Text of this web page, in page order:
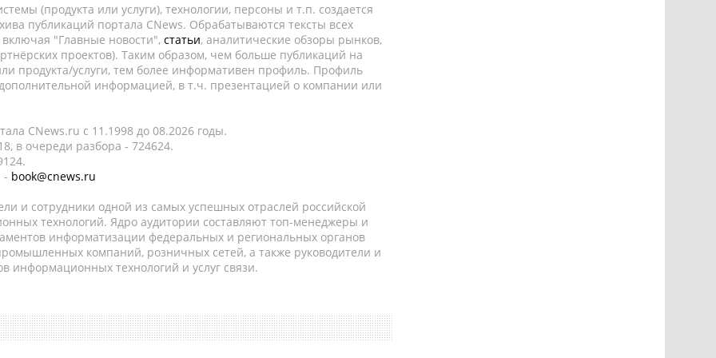
(продукта или услуги), технологии, персоны и т.п. создается
публикаций портала CNews. Обрабатываются тексты всех
включая "Главные новости", статьи, аналитические обзоры рынков,
проектов). Таким образом, чем больше публикаций на
продукта/услуги, тем более информативен профиль. Профиль
информацией, в т.ч. презентацией о компании или
CNews.ru c 11.1998 до 08.2026 годы.
в очереди разбора - 724624.
- book@cnews.ru
и сотрудники одной из самых успешных отраслей российской
технологий. Ядро аудитории составляют топ-менеджеры и
информатизации федеральных и региональных органов
компаний, розничных сетей, а также руководители и
информационных технологий и услуг связи.